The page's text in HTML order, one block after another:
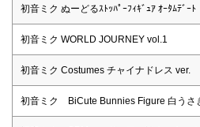
初音ミク ぬーどるｽﾄｯﾊﾟｰﾌｨｷﾞｭｱ ｵｰﾀﾑﾃﾞｰﾄ
初音ミク WORLD JOURNEY vol.1
初音ミク Costumes チャイナドレス ver.
初音ミク BiCute Bunnies Figure 白うさ